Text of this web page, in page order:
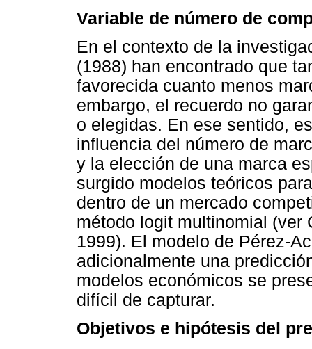
Variable de número de
En el contexto de la
(1988) han encontrado que
favorecida cuanto menos
embargo, el recuerdo no
o elegidas. En ese sentido,
influencia del número de
y la elección de una marca
surgido modelos teóricos
dentro de un mercado
método logit multinomial (ver
1999). El modelo de Pérez-
adicionalmente una
modelos económicos se
difícil de capturar.
Objetivos e hipótesis del